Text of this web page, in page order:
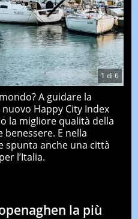
1 di 6
A guidare la
Happy City Index
la migliore qualità della
E nella
spunta anche una città
l’Italia.
la più